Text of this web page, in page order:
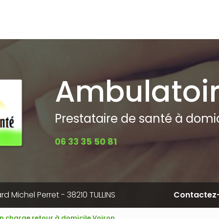
Prestataire de santé à
06 33 35 50 81
Michel Perret - 38210 TULLINS